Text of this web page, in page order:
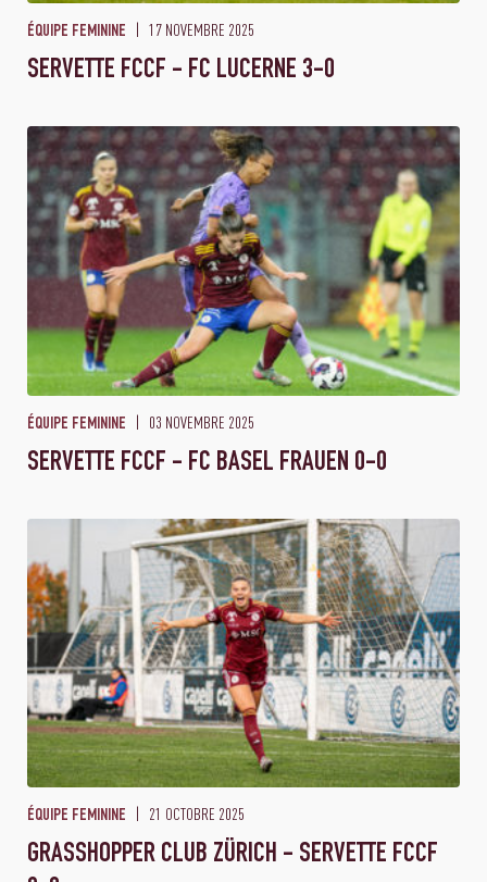
ÉQUIPE FEMININE 17 NOVEMBRE 2025
SERVETTE FCCF - FC LUCERNE 3-0
ÉQUIPE FEMININE 03 NOVEMBRE 2025
SERVETTE FCCF - FC BASEL FRAUEN 0-0
ÉQUIPE FEMININE 21 OCTOBRE 2025
GRASSHOPPER CLUB ZÜRICH - SERVETTE FCCF